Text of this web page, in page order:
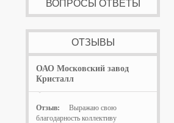
ВОПРОСЫ ОТВЕТЫ
ОТЗЫВЫ
ОАО Московский завод
Кристалл
Отзыв:
Выражаю свою
благодарность коллективу